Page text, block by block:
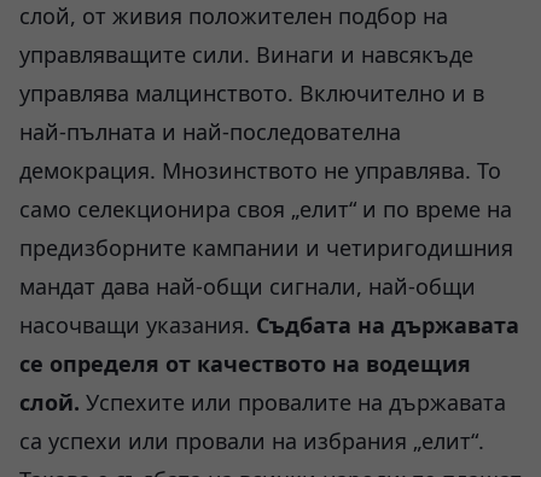
слой, от живия положителен подбор на
управляващите сили. Винаги и навсякъде
управлява малцинството. Включително и в
най-пълната и най-последователна
демокрация. Мнозинството не управлява. То
само селекционира своя „елит“ и по време на
предизборните кампании и четиригодишния
мандат дава най-общи сигнали, най-общи
насочващи указания. Съдбата на държавата
се определя от качеството на водещия
слой. Успехите или провалите на държавата
са успехи или провали на избрания „елит“.